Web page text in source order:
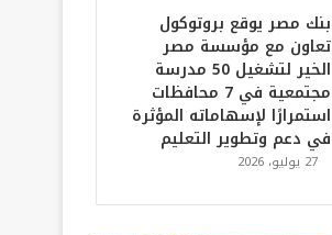
بنك مصر يوقع بروتوكول
تعاون مع مؤسسة مصر
الخير لتشغيل 50 مدرسة
مجتمعية في 7 محافظات
استمرارًا لإسهاماته المؤثرة
في دعم وتطوير التعليم
27 يوليو، 2026